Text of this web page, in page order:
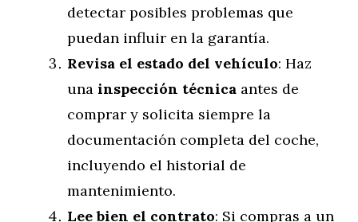
detectar posibles problemas que
puedan influir en la garantía.
Revisa el estado del vehículo: Haz
una inspección técnica antes de
comprar y solicita siempre la
documentación completa del coche,
incluyendo el historial de
mantenimiento.
Lee bien el contrato: Si compras a un